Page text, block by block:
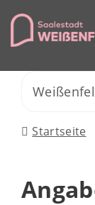
Startseite